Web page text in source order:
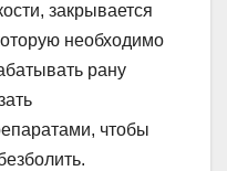
закрывается
необходимо
рану
чтобы